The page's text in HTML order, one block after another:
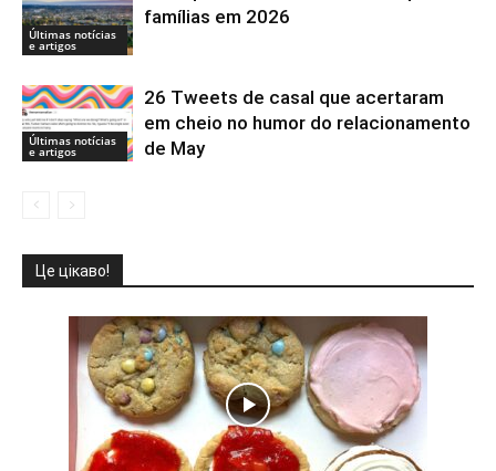
Últimas notícias
e artigos
famílias em 2026
Últimas notícias
e artigos
26 Tweets de casal que acertaram
em cheio no humor do relacionamento
de May
Це цікаво!